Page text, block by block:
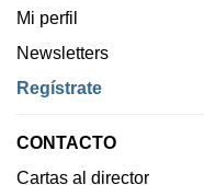
Mi perfil
Newsletters
Regístrate
CONTACTO
Cartas al director